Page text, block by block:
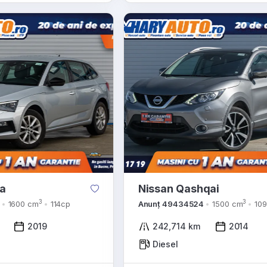
1600 cm3 114cp
2019
Nissan Qashqai
Anunț 49434524 1500 cm3
242,714 km
2014
Diesel